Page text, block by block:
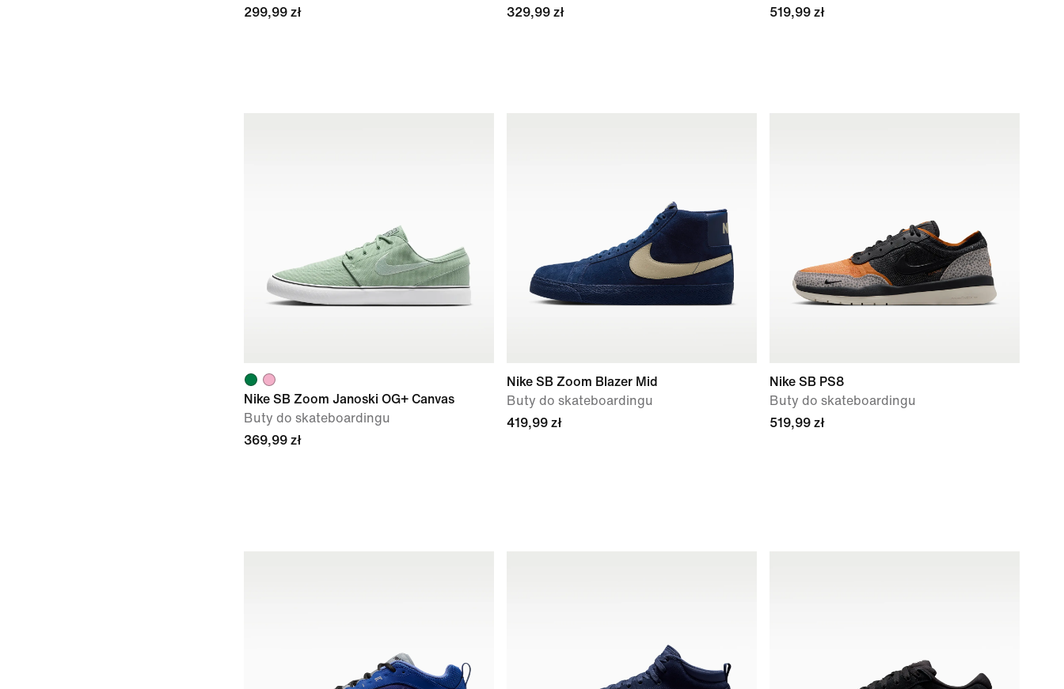
299,99 zł
329,99 zł
519,99 zł
Nike SB Zoom Janoski OG+ Canvas
Buty do skateboardingu
369,99 zł
Nike SB Zoom Blazer Mid
Buty do skateboardingu
419,99 zł
Nike SB PS8
Buty do skateboardingu
519,99 zł